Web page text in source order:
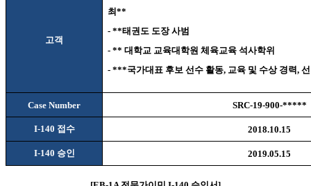
고객
최**
- **태권도 도장 사범
- **대학교 교육대학원 체육교육 석사학위
- ***국가대표 후보 선수 활동, 교육 및 수상 경력,
Case Number SRC-19-900-*****
I-140 접수 2018.10.15
I-140 승인 2019.05.15